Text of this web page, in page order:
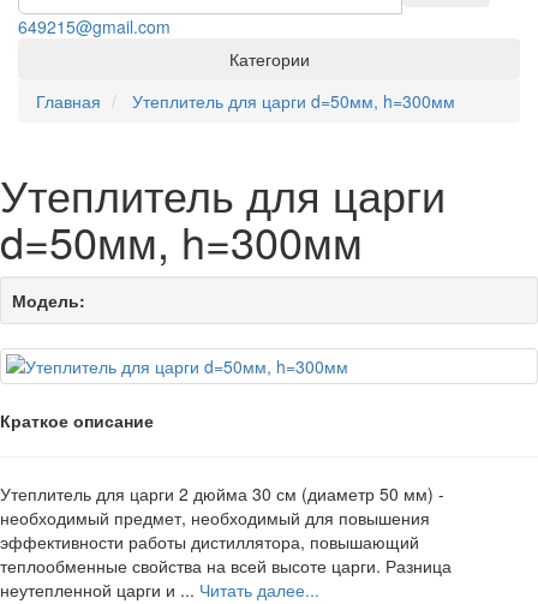
649215@gmail.com
Категории
Главная
Утеплитель для царги d=50мм, h=300мм
Утеплитель для царги
d=50мм, h=300мм
Модель:
Краткое описание
Утеплитель для царги 2 дюйма 30 см (диаметр 50 мм) -
необходимый предмет, необходимый для повышения
эффективности работы дистиллятора, повышающий
теплообменные свойства на всей высоте царги. Разница
неутепленной царги и ... Читать далее...